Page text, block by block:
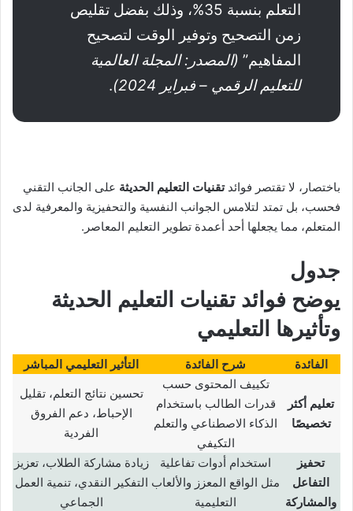
التعلم بنسبة 35%، وذلك بفضل تقليص
زمن التصحيح وتوفير الوقت لتصحيح
المفاهيم” (المصدر: المجلة العالمية
للتعليم الرقمي – فبراير 2024)
.
باختصار، لا تقتصر فوائدتقنيات التعليم الحديثة على الجانب التقني
فحسب، بل تمتد لتلامس الجوانب النفسية والتحفيزية والمعرفية لدى
المتعلم، مما يجعلها أحد أعمدة تطوير التعليم المعاصر.
جدول
يوضح فوائد تقنيات التعليم الحديثة
وتأثيرها التعليمي
الفائدة شرح الفائدة التأثير التعليمي المباشر
تعليم أكثر
تخصيصًا
تكييف المحتوى حسب
قدرات الطالب باستخدام
الذكاء الاصطناعي والتعلم
التكيفي
تحسين نتائج التعلم، تقليل
الإحباط، دعم الفروق
الفردية
تحفيز
التفاعل
والمشاركة
استخدام أدوات تفاعلية
مثل الواقع المعزز والألعاب
التعليمية
زيادة مشاركة الطلاب، تعزيز
التفكير النقدي، تنمية العمل
الجماعي